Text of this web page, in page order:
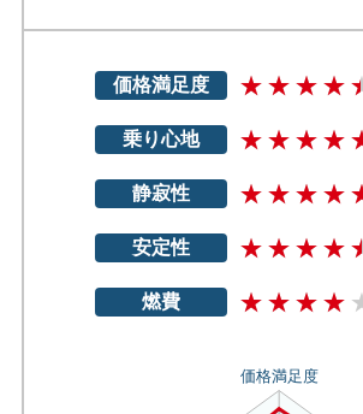
価格満足度
乗り心地
静寂性
安定性
燃費